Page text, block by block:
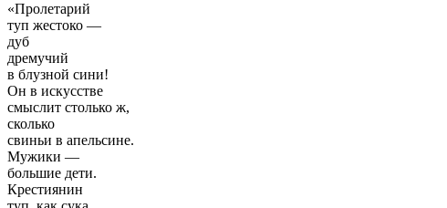
«Пролетарий
туп жестоко —
дуб
дремучий
в блузной сини!
Он в искусстве
смыслит столько ж,
сколько
свиньи в апельсине.
Мужики —
большие дети.
Крестиянин